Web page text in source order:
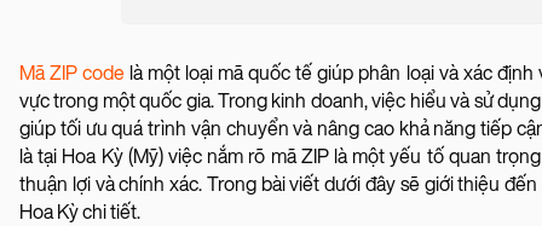
Mã ZIP code là một loại mã quốc tế giúp phân loại và xác
vực trong một quốc gia. Trong kinh doanh, việc hiểu và sử
giúp tối ưu quá trình vận chuyển và nâng cao khả năng tiếp
là tại Hoa Kỳ (Mỹ) việc nắm rõ mã ZIP là một yếu tố quan
thuận lợi và chính xác. Trong bài viết dưới đây sẽ giới thiệu
Hoa Kỳ chi tiết.